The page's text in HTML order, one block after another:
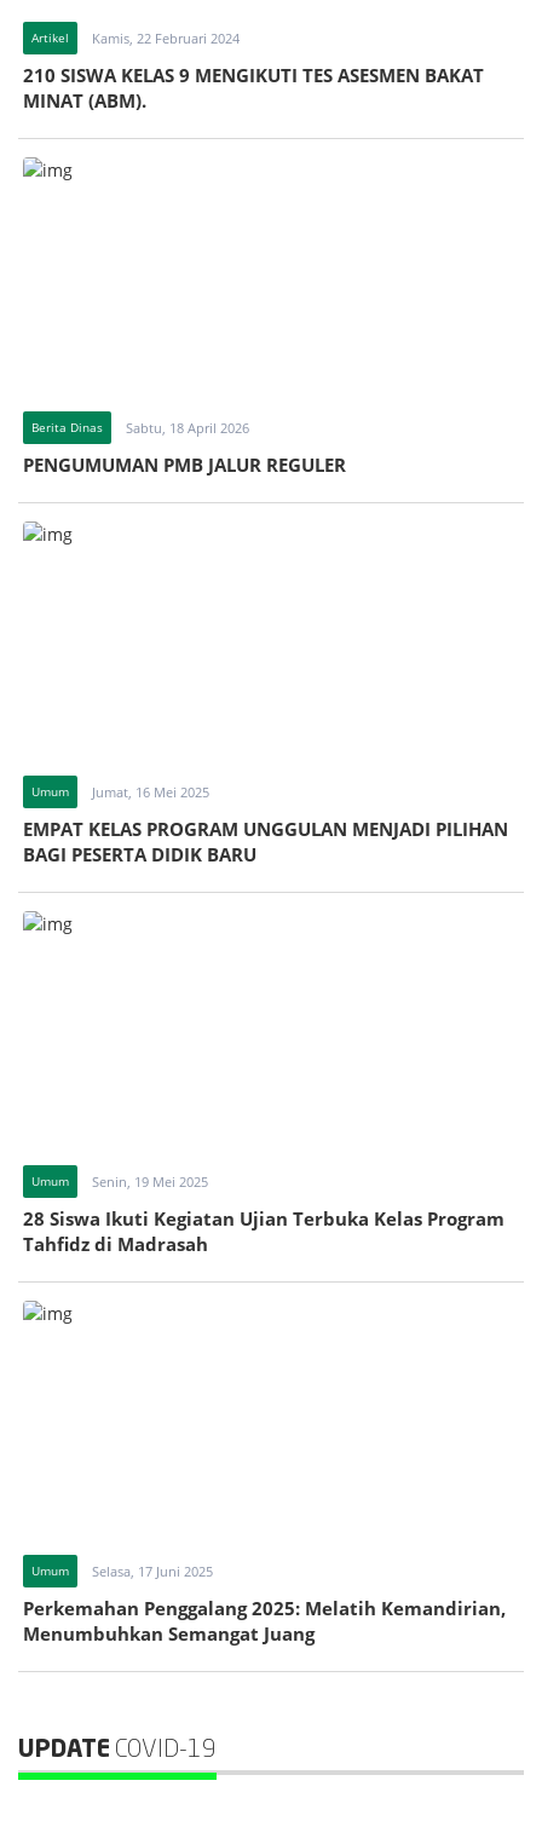
Artikel Kamis, 22 Februari 2024
210 SISWA KELAS 9 MENGIKUTI TES ASESMEN BAKAT
MINAT (ABM).
Berita Dinas Sabtu, 18 April 2026
PENGUMUMAN PMB JALUR REGULER
Umum Jumat, 16 Mei 2025
EMPAT KELAS PROGRAM UNGGULAN MENJADI PILIHAN
BAGI PESERTA DIDIK BARU
Umum Senin, 19 Mei 2025
28 Siswa Ikuti Kegiatan Ujian Terbuka Kelas Program
Tahfidz di Madrasah
Umum Selasa, 17 Juni 2025
Perkemahan Penggalang 2025: Melatih Kemandirian,
Menumbuhkan Semangat Juang
UPDATE COVID-19